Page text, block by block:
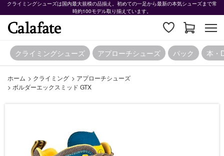
クライミングシューズは国内最大規模の品揃え。初めての一足から最新の本気シューズまで常
時約100モデル取り揃えています。
クライミングシューズ アプローチシューズ パック 本・
ホーム > クライミング > アプローチシューズ
> ボルダーエックスミッド GTX